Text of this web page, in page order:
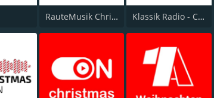
RauteMusik Christmas Klassik Radio - Christmas